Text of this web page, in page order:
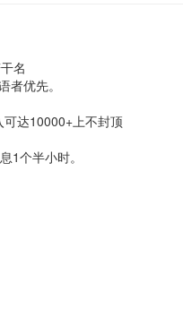
名
者优先。
达10000+上不封顶
1个半小时。